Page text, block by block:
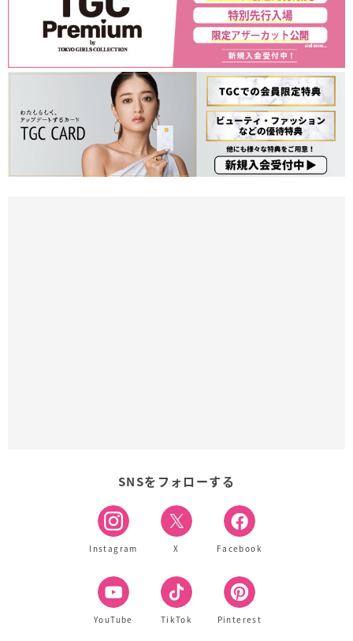
SNSをフォローする
Instagram X Facebook
YouTube TikTok Pinterest